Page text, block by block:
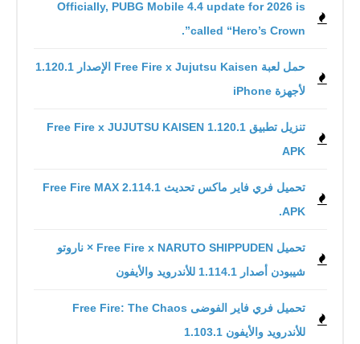
Officially, PUBG Mobile 4.4 update for 2026 is
called “Hero’s Crown”.
حمل لعبة Free Fire x Jujutsu Kaisen الإصدار 1.120.1
لأجهزة iPhone
تنزيل تطبيق Free Fire x JUJUTSU KAISEN 1.120.1
APK
تحميل فري فاير ماكس تحديث 2.114.1 Free Fire MAX
.APK
تحميل Free Fire x NARUTO SHIPPUDEN × ناروتو
شيبودن أصدار 1.114.1 للأندرويد والأيفون
للأندرويد والأيفون 1.103.1